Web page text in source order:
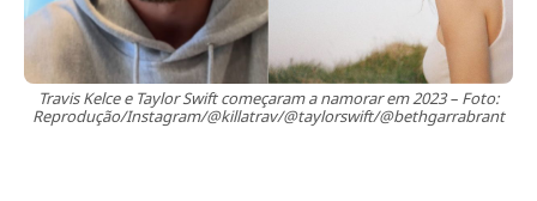
Travis Kelce e Taylor Swift começaram a namorar em 2023 – Foto:
Reprodução/Instagram/@killatrav/@taylorswift/@bethgarrabrant